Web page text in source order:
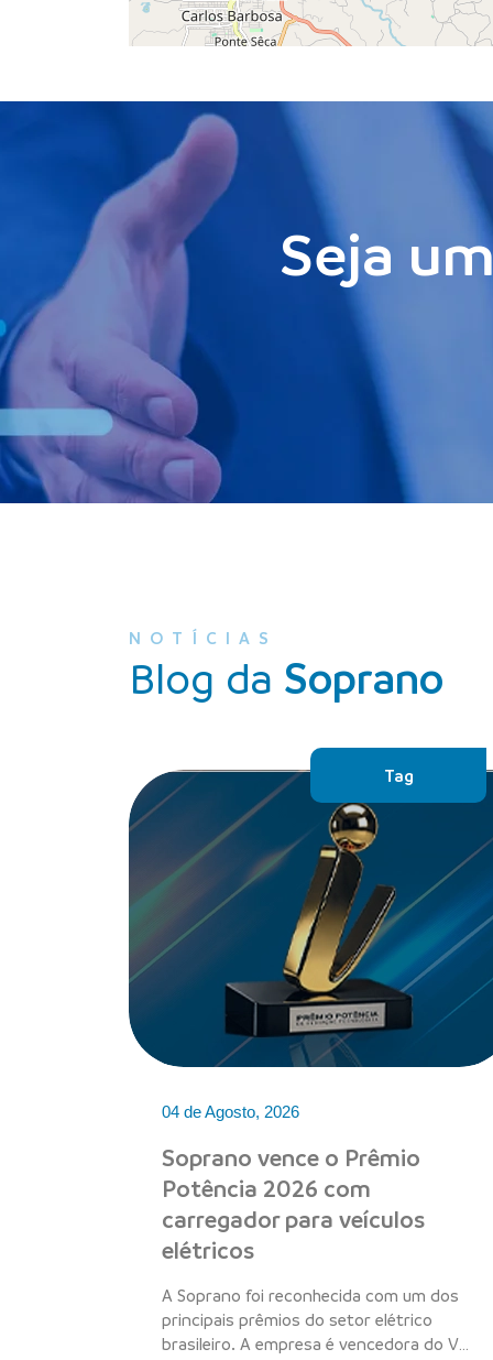
Seja
NOTÍCIAS
Blog da Soprano
Tag
04 de Agosto, 2026
Soprano vence o Prêmio
Potência 2026 com
carregador para veículos
elétricos
A Soprano foi reconhecida com um dos
principais prêmios do setor elétrico
brasileiro. A empresa é vencedora do V